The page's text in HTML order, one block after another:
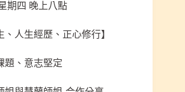
期四 晚上八點
、人生經歷、正心修行】
題、意志堅定